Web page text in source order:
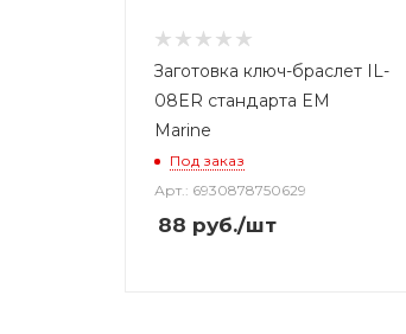
Заготовка ключ-браслет IL-
08ER стандарта EM
Marine
Под заказ
Арт.: 6930878750629
88 руб./шт